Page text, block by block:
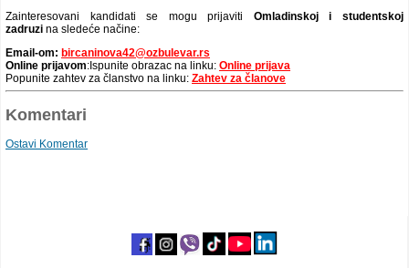
Zainteresovani kandidati se mogu prijaviti Omladinskoj i studentskoj
zadruzi na sledeće načine:
Email-om: bircaninova42@ozbulevar.rs
Online prijavom:Ispunite obrazac na linku: Online prijava
Popunite zahtev za članstvo na linku: Zahtev za članove
Komentari
Ostavi Komentar